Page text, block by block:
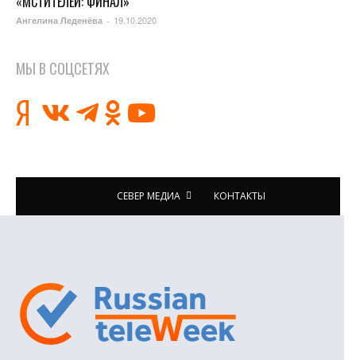
Ангелина Леденёва - 19.10.2020
МЫ В СОЦСЕТЯХ
СЕВЕР МЕДИА КОНТАКТЫ